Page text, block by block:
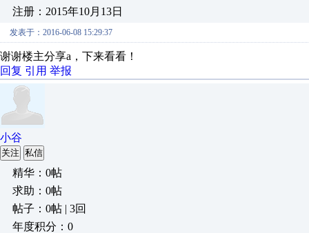
注册：2015年10月13日
发表于：2016-06-08 15:29:37
谢谢楼主分享a，下来看看！
回复 引用 举报
小谷
关注 私信
精华：0帖
求助：0帖
帖子：0帖 | 3回
年度积分：0